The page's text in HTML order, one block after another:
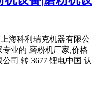
海科利瑞克机器有限公
业的 磨粉机厂家,价格
司 转 3677 锂电中国 认